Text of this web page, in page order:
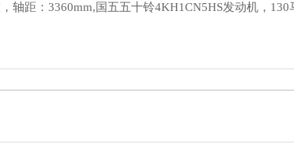
距：3360mm,国五五十铃4KH1CN5HS发动机，130